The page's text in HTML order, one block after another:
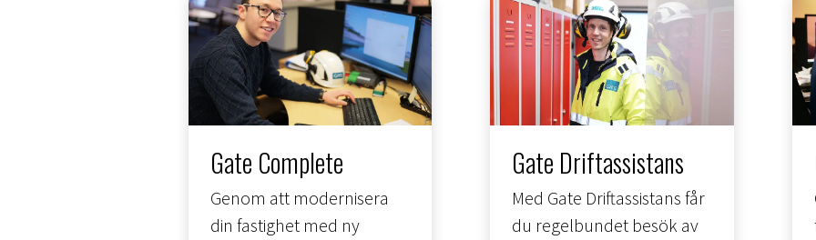
Gate Complete
Genom att modernisera
din fastighet med ny
Gate Driftassistans
Med Gate Driftassistans får
du regelbundet besök av